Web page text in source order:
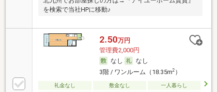
を検索で当社HPに移動♪
2.50万円
管理費2,000円
なし
なし
3階 / ワンルーム（18.35m2）
礼金なし 敷金なし
一人暮らし